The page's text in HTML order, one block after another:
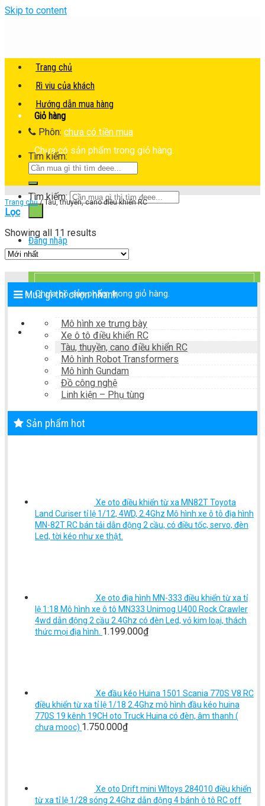
Skip to content
Giỏ hàng
Chưa có sản phẩm trong giỏ hàng.
Tìm kiếm:
Đăng nhập
Chưa có sản phẩm trong giỏ hàng.
Trang chủ
Rì viu của khách
Hướng dẫn mua hàng
Phôn: chưa có tiền mua
Tìm kiếm:
Trang chủ /Tàu, thuyền, cano điều khiển RC
Lọc
Showing all 11 results
Mua gì thì chọn nhanh
Mô hình xe trưng bày
Xe ô tô điều khiển RC
Tàu, thuyền, cano điều khiển RC
Mô hình Robot Transformers
Mô hình Gundam
Đồ công nghệ
Linh kiện – Phụ tùng
Sản phẩm hot
Xe oto điều khiển từ xa MN82T Toyota
Land Curiser tỉ lệ 1/12, 4WD, 2.4Ghz Mô hình xe ô tô địa hình
MN-82T RC bán tải dẫn động 2 cầu, có điều tốc, servo, đèn
Led, tời kéo như xe thật.
Xe oto địa hình MN-333 điều khiển từ xa tỉ
lệ 1:18 Mô hình xe ô tô MN333 Unimog U400 Rock Crawler
4wd dẫn động 2 cầu 2.4Ghz có đèn Led, vỏ kim loại, thách
thức mọi địa hình. 1.199.000₫
Xe đầu kéo Huina 1501 Scania 770S V8 RC
điều khiển từ xa tỉ lệ 1/18 2.4Ghz mô hình đầu kéo huina
770S 19 kênh 19CH oto Truck Huina có đèn, âm thanh (
chưa mooc) 1.750.000₫
Xe oto Drift mini Wltoys 284010 điều khiển
từ xa tỉ lệ 1/28 sóng 2.4Ghz dẫn động 4 bánh ô tô RC off